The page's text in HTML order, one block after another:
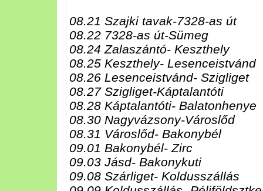
08.21 Szajki tavak-7328-as út
08.22 7328-as út-Sümeg
08.24 Zalaszántó- Keszthely
08.25 Keszthely- Lesenceistvánd
08.26 Lesenceistvánd- Szigliget
08.27 Szigliget-Káptalantóti
08.28 Káptalantóti- Balatonhenye
08.30 Nagyvázsony-Városlőd
08.31 Városlőd- Bakonybél
09.01 Bakonybél- Zirc
09.03 Jásd- Bakonykuti
09.08 Szárliget- Koldusszállás